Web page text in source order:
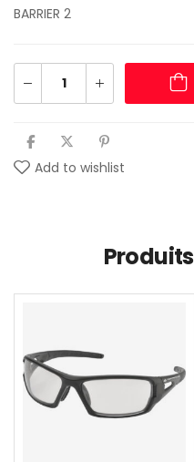
BARRIER 2
Add to wishlist